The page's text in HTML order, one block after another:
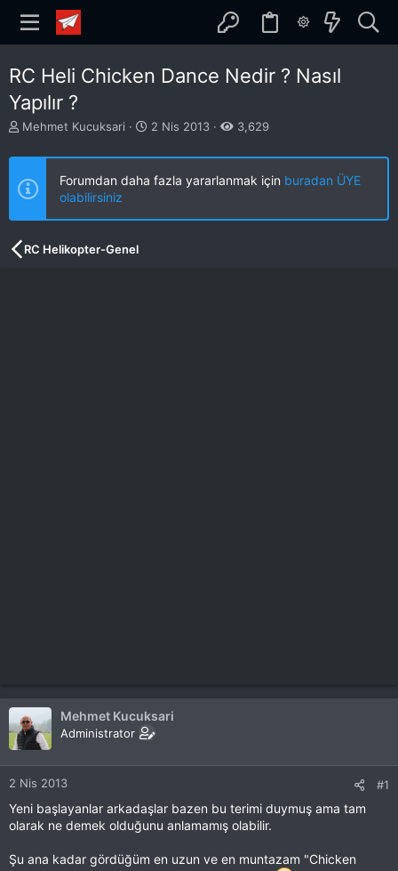
RC Heli Chicken Dance Nedir ? Nasıl
Yapılır ?
K
n
u
u
b
a
Mehmet Kucuksari
B
ş
a
g
2 Nis 2013 3,629
Forumdan daha fazla yararlanmak için buradan ÜYE
olabilirsiniz
RC Helikopter-Genel
Mehmet Kucuksari
Administrator
2 Nis 2013 #1
Yeni başlayanlar arkadaşlar bazen bu terimi duymuş ama tam
olarak ne demek olduğunu anlamamış olabilir.
Şu ana kadar gördüğüm en uzun ve en muntazam "Chicken